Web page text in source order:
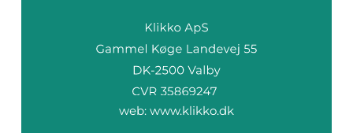
web: www.klikko.dk